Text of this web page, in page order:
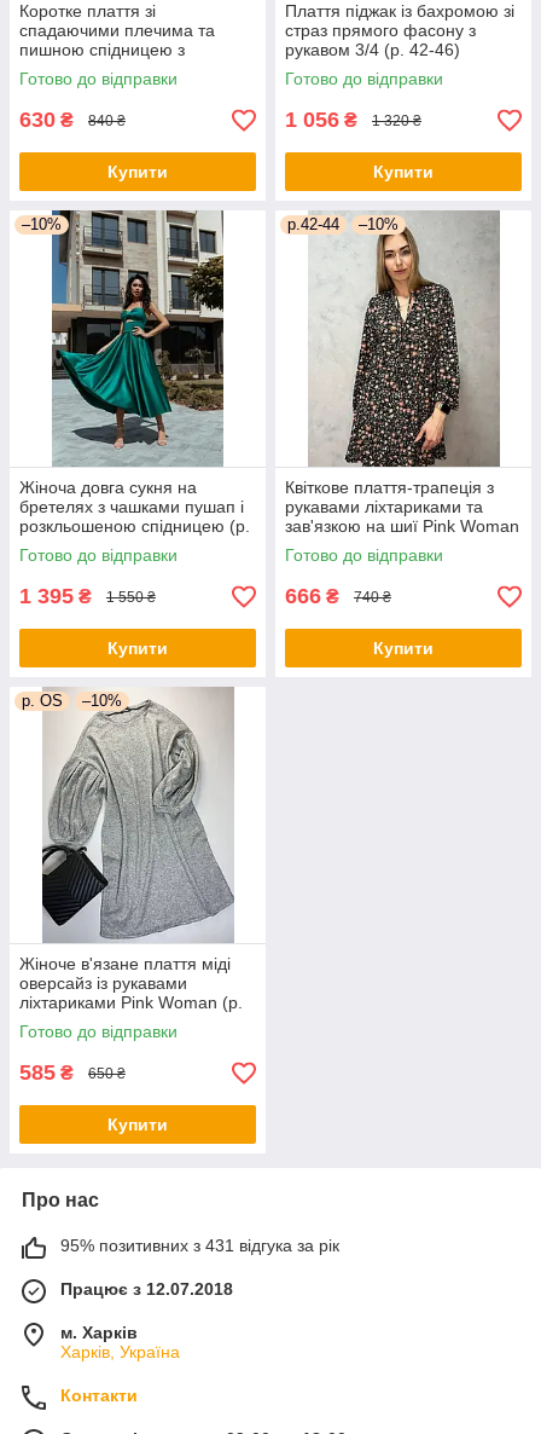
Коротке плаття зі
спадаючими плечима та
пишною спідницею з
воланом (р. 42-46)
66py5272Qr
Готово до відправки
630 ₴ 840 ₴
Купити
Плаття піджак із бахромою зі
страз прямого фасону з
рукавом 3/4 (р. 42-46)
66py2050Qr
Готово до відправки
1 056 ₴ 1 320 ₴
Купити
–10%
Жіноча довга сукня на
бретелях з чашками пушап і
розкльошеною спідницею (р.
44) 66py6043Qr
Готово до відправки
1 395 ₴ 1 550 ₴
Купити
р.42-44 –10%
Квіткове плаття-трапеція з
рукавами ліхтариками та
зав'язкою на шиї Pink Woman
(р. 42-44) 1035205r
Готово до відправки
666 ₴ 740 ₴
Купити
р. OS –10%
Жіноче в'язане плаття міді
оверсайз із рукавами
ліхтариками Pink Woman (р.
OS) 1035266r
Готово до відправки
585 ₴ 650 ₴
Купити
Про нас
95% позитивних з 431 відгука за рік
Працює з 12.07.2018
м. Харків
Харків, Україна
Контакти